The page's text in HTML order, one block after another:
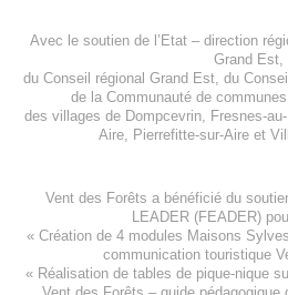
Avec le soutien de l’ Etat – direction
Grand Est,
du Conseil régional Grand Est, du
de la Communauté de communes
des villages de Dompcevrin, Fresnes-
Aire, Pierrefitte-sur-Aireet
Vent des Forêts a bénéficié du
LEADER (FEADER)
« Création de 4 modules Maisons
communication touristique
« Réalisation de tables de pique-nique